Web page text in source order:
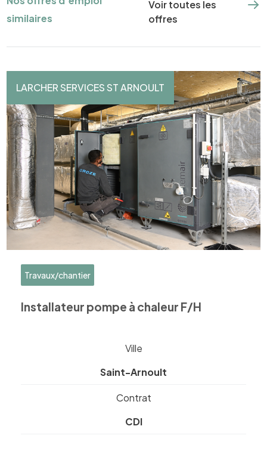
similaires
Voir toutes les
offres
LARCHER SERVICES ST ARNOULT
Travaux/chantier
Installateur pompe à chaleur F/H
Ville
Saint-Arnoult
Contrat
CDI